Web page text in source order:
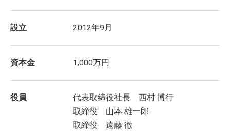
設立 2012年9月
資本金 1,000万円
役員
代表取締役社長 西村 博行
取締役 山本 雄一郎
取締役 遠藤 徹